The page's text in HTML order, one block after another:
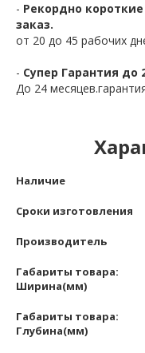
- Рекордно
заказ.
от 20 до 45 рабочих
- Супер Гарантия до
До 24
Наличие
Сроки изготовления
Производитель
Габариты товара:
Ширина(мм)
Габариты товара:
Глубина(мм)